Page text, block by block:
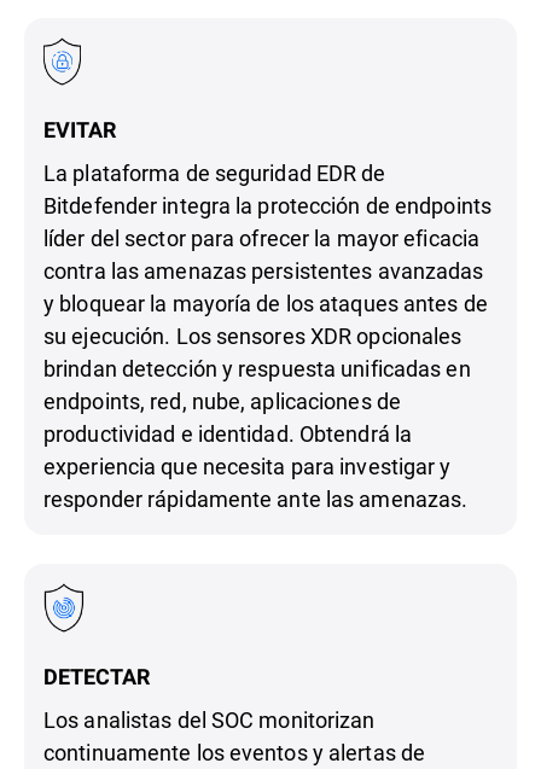
EVITAR
La plataforma de seguridad EDR de
Bitdefender integra la protección de endpoints
líder del sector para ofrecer la mayor eficacia
contra las amenazas persistentes avanzadas
y bloquear la mayoría de los ataques antes de
su ejecución. Los sensores XDR opcionales
brindan detección y respuesta unificadas en
endpoints, red, nube, aplicaciones de
productividad e identidad. Obtendrá la
experiencia que necesita para investigar y
responder rápidamente ante las amenazas.
DETECTAR
Los analistas del SOC monitorizan
continuamente los eventos y alertas de